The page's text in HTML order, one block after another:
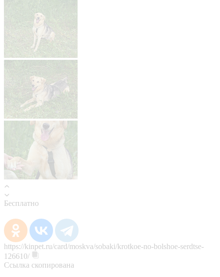
Бесплатно
https://kinpet.ru/card/moskva/sobaki/krotkoe-no-bolshoe-serdtse-
126610/
Ссылка скопирована